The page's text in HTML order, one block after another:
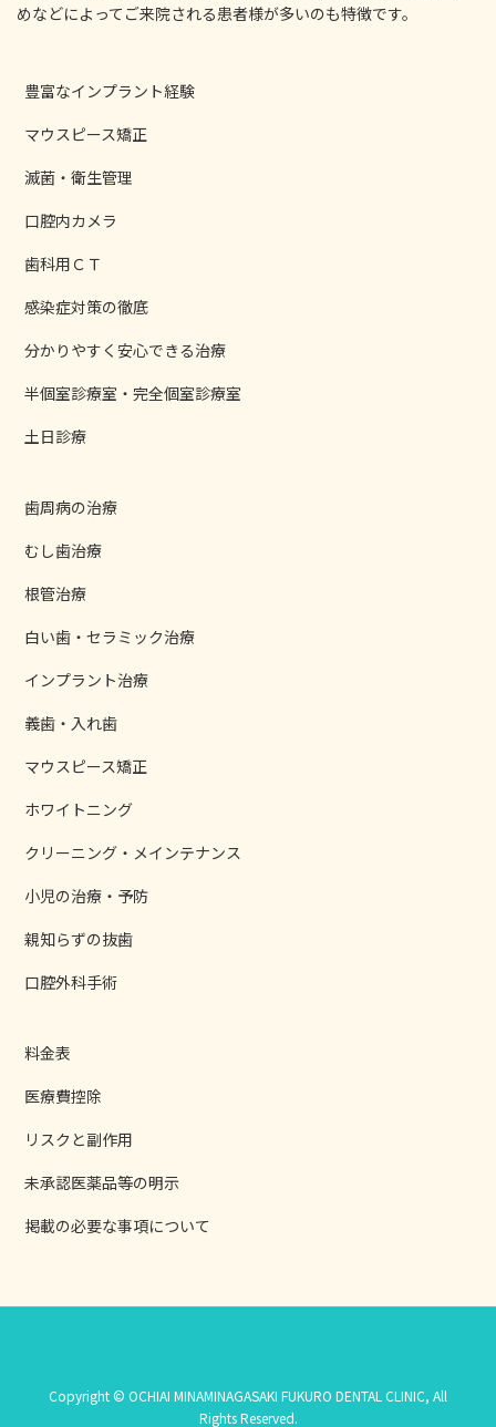
めなどによってご来院される患者様が多いのも特徴です。
豊富なインプラント経験
マウスピース矯正
滅菌・衛生管理
口腔内カメラ
歯科用ＣＴ
感染症対策の徹底
分かりやすく安心できる治療
半個室診療室・完全個室診療室
土日診療
歯周病の治療
むし歯治療
根管治療
白い歯・セラミック治療
インプラント治療
義歯・入れ歯
マウスピース矯正
ホワイトニング
クリーニング・メインテナンス
小児の治療・予防
親知らずの抜歯
口腔外科手術
料金表
医療費控除
リスクと副作用
未承認医薬品等の明示
掲載の必要な事項について
Copyright © OCHIAI MINAMINAGASAKI FUKURO DENTAL CLINIC, All
Rights Reserved.